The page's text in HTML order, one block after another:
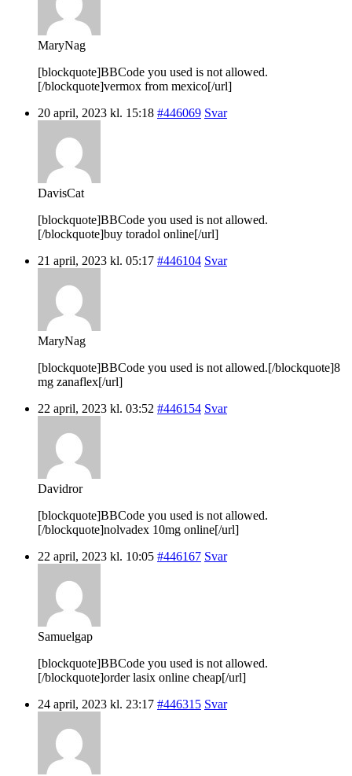
MaryNag
[blockquote]BBCode you used is not allowed.
[/blockquote]vermox from mexico[/url]
20 april, 2023 kl. 15:18 #446069 Svar
DavisCat
[blockquote]BBCode you used is not allowed.
[/blockquote]buy toradol online[/url]
21 april, 2023 kl. 05:17 #446104 Svar
MaryNag
[blockquote]BBCode you used is not allowed.[/blockquote]8
mg zanaflex[/url]
22 april, 2023 kl. 03:52 #446154 Svar
Davidror
[blockquote]BBCode you used is not allowed.
[/blockquote]nolvadex 10mg online[/url]
22 april, 2023 kl. 10:05 #446167 Svar
Samuelgap
[blockquote]BBCode you used is not allowed.
[/blockquote]order lasix online cheap[/url]
24 april, 2023 kl. 23:17 #446315 Svar